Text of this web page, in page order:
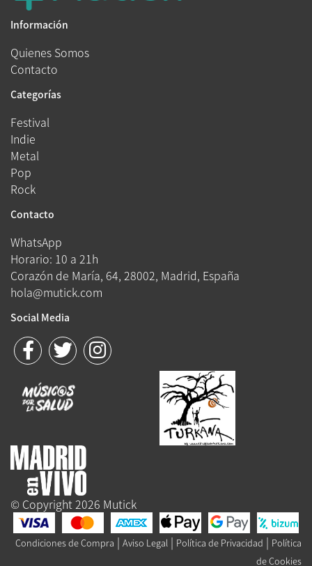
Información
Quienes Somos
Contacto
Categorías
Festival
Indie
Metal
Pop
Rock
Contacto
WhatsApp
Horario: 10 a 21h
Corazón de María, 64, 28002, Madrid, España
hola@mutick.com
Social Media
© Copyright 2026 Mutick
Condiciones de Compra | Aviso Legal | Política de Privacidad | Política
de Cookies